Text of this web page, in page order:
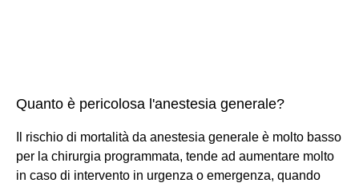
Quanto è pericolosa l'anestesia generale?
Il rischio di mortalità da anestesia generale è molto basso
per la chirurgia programmata, tende ad aumentare molto
in caso di intervento in urgenza o emergenza, quando